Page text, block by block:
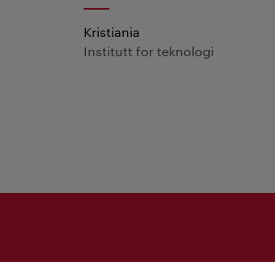
Kristiania
Institutt for teknologi